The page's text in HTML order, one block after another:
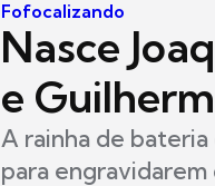
Fofocalizando
Nasce
e
A rainha de
para